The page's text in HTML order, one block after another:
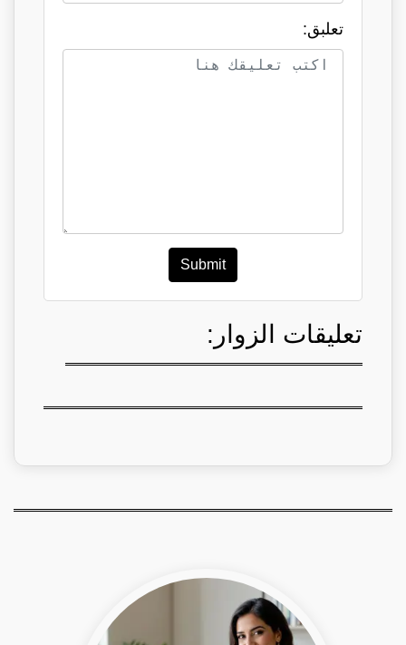
تعلبق:
Submit
تعليقات الزوار: